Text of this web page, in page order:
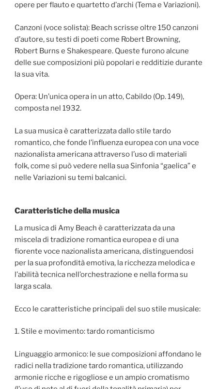
opere per flauto e quartetto d’archi (Tema e Variazioni).
Canzoni (voce solista): Beach scrisse oltre 150 canzoni
d’autore, su testi di poeti come Robert Browning,
Robert Burns e Shakespeare. Queste furono alcune
delle sue composizioni più popolari e redditizie durante
la sua vita.
Opera: Un’unica opera in un atto, Cabildo (Op. 149),
composta nel 1932.
La sua musica è caratterizzata dallo stile tardo
romantico, che fonde l’influenza europea con una voce
nazionalista americana attraverso l’uso di materiali
folk, come si può vedere nella sua Sinfonia “gaelica” e
nelle Variazioni su temi balcanici.
Caratteristiche della musica
La musica di Amy Beach è caratterizzata da una
miscela di tradizione romantica europea e di una
fiorente voce nazionalista americana, distinguendosi
per la sua profondità emotiva, la ricchezza melodica e
l’abilità tecnica nell’orchestrazione e nella forma su
larga scala.
Ecco le caratteristiche principali del suo stile musicale:
1. Stile e movimento: tardo romanticismo
Linguaggio armonico: le sue composizioni affondano le
radici nella tradizione tardo romantica, utilizzando
armonie ricche e rigogliose e un ampio cromatismo